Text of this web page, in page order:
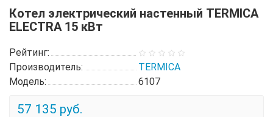
Котел электрический настенный TERMICA
ELECTRA 15 кВт
Рейтинг:
Производитель:
TERMICA
Модель:
6107
57 135 руб.